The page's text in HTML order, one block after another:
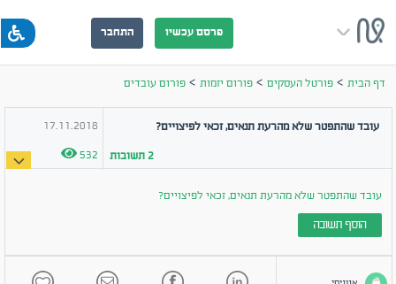
פרסם עכשיו התחבר
דף הבית >פורטל העסקים >פורום יזמות >פורום עובדים
עובד שהתפטר שלא מהרעת תנאים, זכאי לפיצויים?
2תשובות
17.11.2018
532
עובד שהתפטר שלא מהרעת תנאים, זכאי לפיצויים?
הוסף תשובה